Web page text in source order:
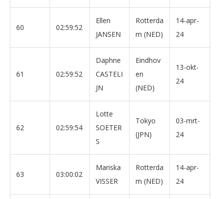
60 02:59:52
Ellen
JANSEN
Rotterda
m (NED)
14-apr-
24
61 02:59:52
Daphne
CASTELI
JN
Eindhov
en
(NED)
13-okt-
24
62 02:59:54
Lotte
SOETER
S
Tokyo
(JPN)
03-mrt-
24
63 03:00:02
Mariska
VISSER
Rotterda
m (NED)
14-apr-
24